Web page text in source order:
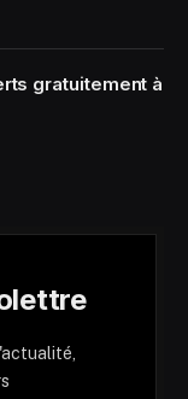
gratuitement à